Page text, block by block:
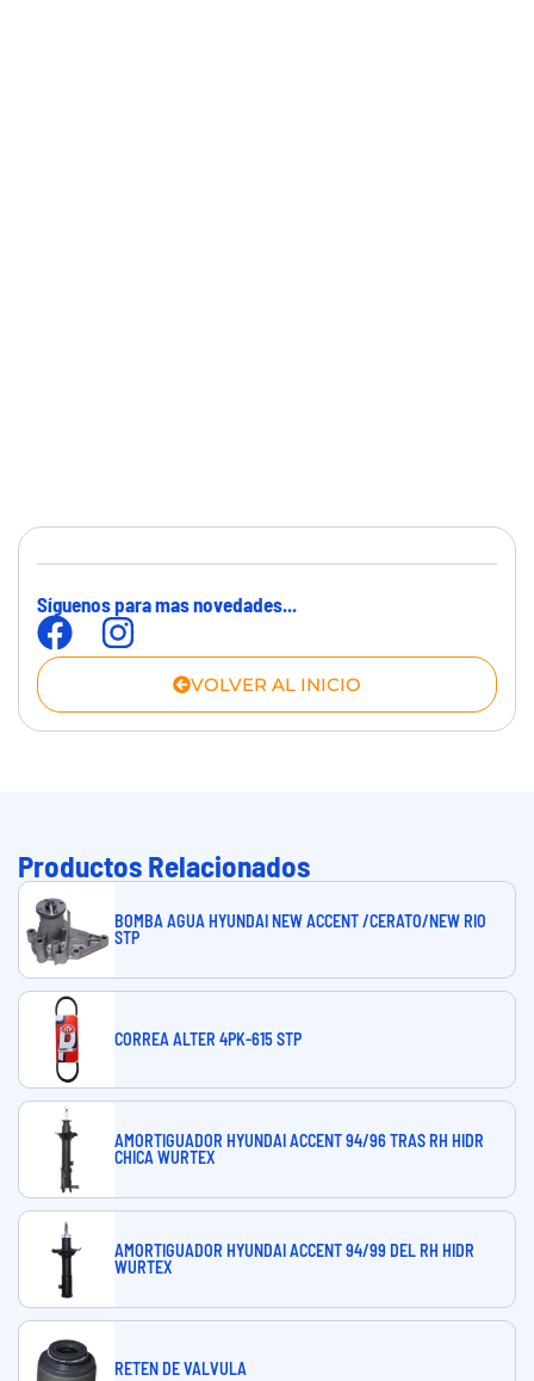
Síguenos para mas novedades...
VOLVER AL INICIO
Productos Relacionados
BOMBA AGUA HYUNDAI NEW ACCENT /CERATO/NEW RIO
STP
CORREA ALTER 4PK-615 STP
AMORTIGUADOR HYUNDAI ACCENT 94/96 TRAS RH HIDR
CHICA WURTEX
AMORTIGUADOR HYUNDAI ACCENT 94/99 DEL RH HIDR
WURTEX
RETEN DE VALVULA